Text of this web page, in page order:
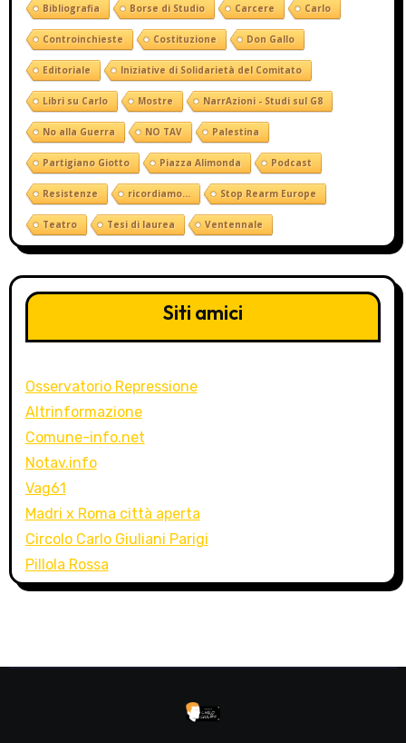
Bibliografia Borse di Studio Carcere Carlo
Controinchieste Costituzione Don Gallo
Editoriale Iniziative di Solidarietà del Comitato
Libri su Carlo Mostre NarrAzioni - Studi sul G8
No alla Guerra NO TAV Palestina
Partigiano Giotto Piazza Alimonda Podcast
Resistenze ricordiamo... Stop Rearm Europe
Teatro Tesi di laurea Ventennale
Siti amici
Osservatorio Repressione
Altrinformazione
Comune-info.net
Notav.info
Vag61
Madri x Roma città aperta
Circolo Carlo Giuliani Parigi
Pillola Rossa